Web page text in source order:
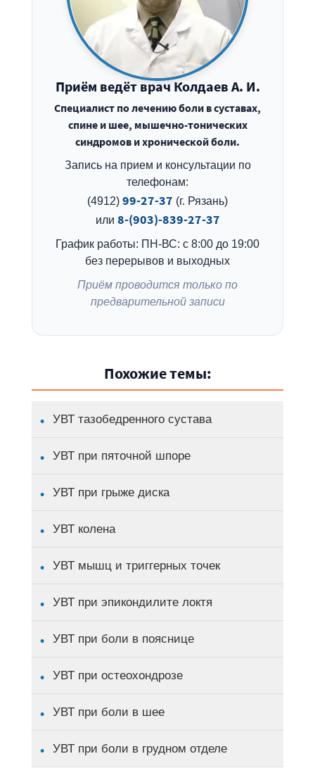
Приём ведёт врач Колдаев А. И.
Специалист по лечению боли в суставах,
спине и шее, мышечно-тонических
синдромов и хронической боли.
Запись на прием и консультации по
телефонам:
(4912) 99-27-37 (г. Рязань)
или 8-(903)-839-27-37
График работы: ПН-ВС: с 8:00 до 19:00
без перерывов и выходных
Приём проводится только по
предварительной записи
Похожие темы:
УВТ тазобедренного сустава
УВТ при пяточной шпоре
УВТ при грыже диска
УВТ колена
УВТ мышц и триггерных точек
УВТ при эпикондилите локтя
УВТ при боли в пояснице
УВТ при остеохондрозе
УВТ при боли в шее
УВТ при боли в грудном отделе